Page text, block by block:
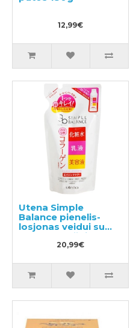
12,99€
Utena Simple
Balance pienelis-
losjonas veidui su
kolageno užpildu
20,99€